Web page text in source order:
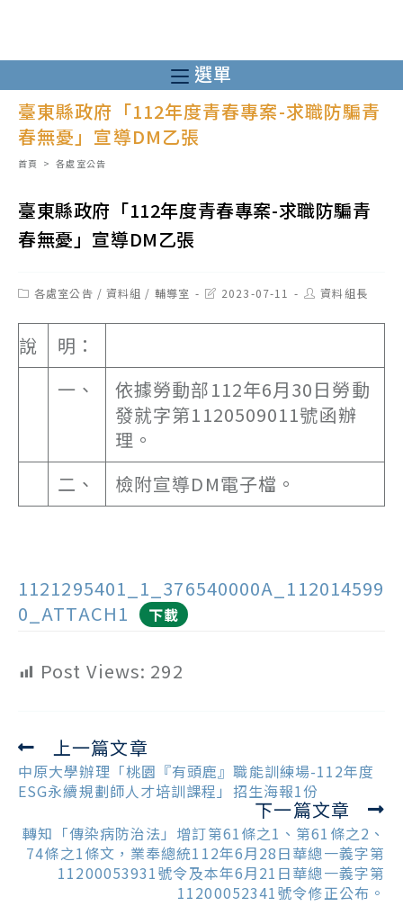
至
主
選單
臺東縣政府「112年度青春專案-求職防騙青
春無憂」宣導DM乙張
首頁 > 各處室公告
臺東縣政府「112年度青春專案-求職防騙青
春無憂」宣導DM乙張
Post各處室公告 / 資料組 / 輔導室
Post2023-07-11
Post資料組長
說
明：
一、
依據勞動部112年6月30日勞動
發就字第1120509011號函辦
理。
二、
檢附宣導DM電子檔。
1121295401_1_376540000A_112014599
0_ATTACH1
下載
Post Views: 292
Read
more
articles
上一篇文章
中原大學辦理「桃園『有頭鹿』職能訓練場-112年度
ESG永續規劃師人才培訓課程」招生海報1份
下一篇文章
轉知「傳染病防治法」增訂第61條之1、第61條之2、
74條之1條文，業奉總統112年6月28日華總一義字第
11200053931號令及本年6月21日華總一義字第
11200052341號令修正公布。